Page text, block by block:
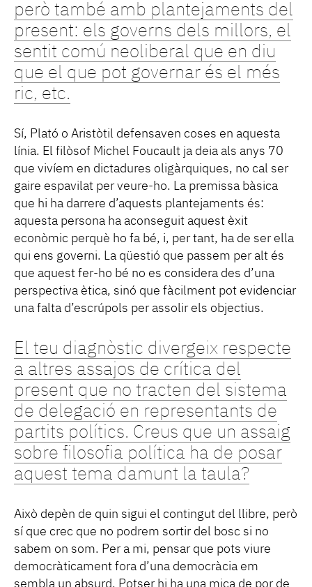
però també amb plantejaments del
present: els governs dels millors, el
sentit comú neoliberal que en diu
que el que pot governar és el més
ric, etc.
Sí, Plató o Aristòtil defensaven coses en aquesta
línia. El filòsof Michel Foucault ja deia als anys 70
que vivíem en dictadures oligàrquiques, no cal ser
gaire espavilat per veure-ho. La premissa bàsica
que hi ha darrere d’aquests plantejaments és:
aquesta persona ha aconseguit aquest èxit
econòmic perquè ho fa bé, i, per tant, ha de ser ella
qui ens governi. La qüestió que passem per alt és
que aquest fer-ho bé no es considera des d’una
perspectiva ètica, sinó que fàcilment pot evidenciar
una falta d’escrúpols per assolir els objectius.
El teu diagnòstic divergeix respecte
a altres assajos de crítica del
present que no tracten del sistema
de delegació en representants de
partits polítics. Creus que un assaig
sobre filosofia política ha de posar
aquest tema damunt la taula?
Això depèn de quin sigui el contingut del llibre, però
sí que crec que no podrem sortir del bosc si no
sabem on som. Per a mi, pensar que pots viure
democràticament fora d’una democràcia em
sembla un absurd. Potser hi ha una mica de por de